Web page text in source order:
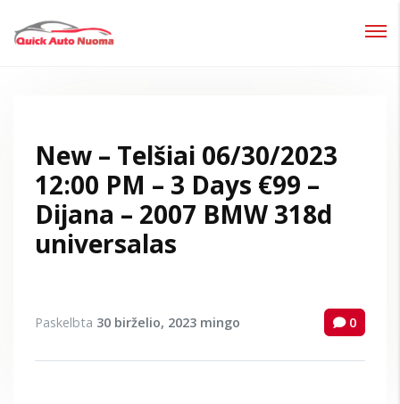
New – Telšiai 06/30/2023
12:00 PM – 3 Days €99 –
Dijana – 2007 BMW 318d
universalas
Paskelbta 30 birželio, 2023 mingo 0